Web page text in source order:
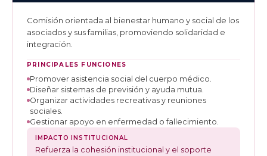
Comisión orientada al bienestar humano y social de los
asociados y sus familias, promoviendo solidaridad e
integración.
PRINCIPALES FUNCIONES
Promover asistencia social del cuerpo médico.
Diseñar sistemas de previsión y ayuda mutua.
Organizar actividades recreativas y reuniones
sociales.
Gestionar apoyo en enfermedad o fallecimiento.
IMPACTO INSTITUCIONAL
Refuerza la cohesión institucional y el soporte